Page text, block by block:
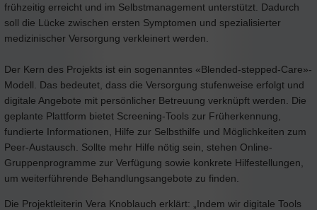
frühzeitig erreicht und im Selbstmanagement unterstützt. Dadurch
soll die Lücke zwischen ersten Symptomen und spezialisierter
medizinischer Versorgung verkleinert werden.
Der Kern des Projekts ist ein sogenanntes «Blended-stepped-Care»-
Modell. Das bedeutet, dass die Versorgung stufenweise erfolgt und
digitale Angebote mit persönlicher Betreuung verknüpft werden. Die
geplante Plattform bietet Screening-Tools zur Früherkennung,
fundierte Informationen, Hilfe zur Selbsthilfe und Möglichkeiten zum
Peer-Austausch. Sollte mehr Hilfe nötig sein, stehen Online-
Gruppenprogramme zur Verfügung sowie konkrete Hilfestellungen,
um weiterführende Behandlungsangebote zu finden.
Die Projektleiterin Vera Knoblauch erklärt: „Indem wir digitale Tools